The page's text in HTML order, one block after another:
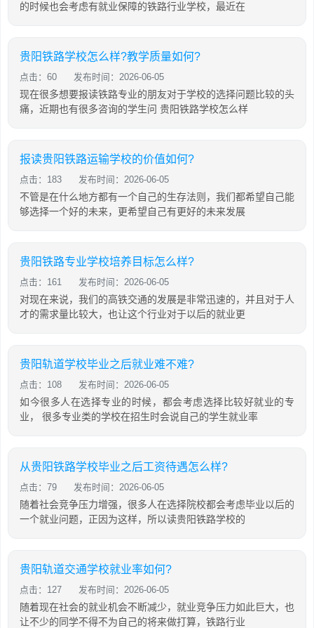
的时候也会考虑有就业保障的铁路行业学校，最近在
贵阳铁路学校怎么样?教学质量如何?
点击：60 发布时间：2026-06-05
现在很多想要报读铁路专业的朋友对于学校的选择问题比较的头
痛，近期也有很多咨询的学生问 贵阳铁路学校怎么样
报读贵阳铁路运输学校的价值如何?
点击：183 发布时间：2026-06-05
不管是在什么地方都有一个自己的生存法则，我们都希望自己能
够选择一个好的未来，更希望自己有更好的未来发展
贵阳铁路专业学校培养目标怎么样?
点击：161 发布时间：2026-06-05
对现在来说，我们的高铁交通的发展是非常迅速的，并且对于人
才的需求量比较大，也让这个行业对于以后的就业更
贵阳轨道学校毕业之后就业难不难?
点击：108 发布时间：2026-06-05
如今很多人在选择专业的时候，都会考虑选择比较好就业的专
业， 很多专业类的学校在招生时会说自己的学生就业率
从贵阳铁路学校毕业之后工资待遇怎么样?
点击：79 发布时间：2026-06-05
随着社会竞争压力增强，很多人在选择院校都会考虑毕业以后的
一个就业问题，正因为这样，所以读贵阳铁路学校的
贵阳轨道交通学校就业率如何?
点击：127 发布时间：2026-06-05
随着现在社会的就业机会不断减少，就业竞争压力如此巨大，也
让不少的同学不得不为自己的将来做打算，铁路行业